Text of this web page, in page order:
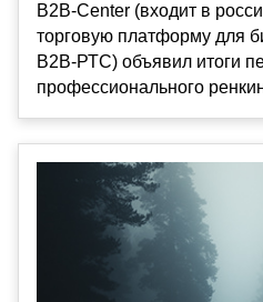
B2B-Center (входит в
торговую платформу для
B2B-РТС) объявил итоги
профессионального